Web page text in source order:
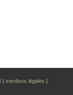
| mentions légales |